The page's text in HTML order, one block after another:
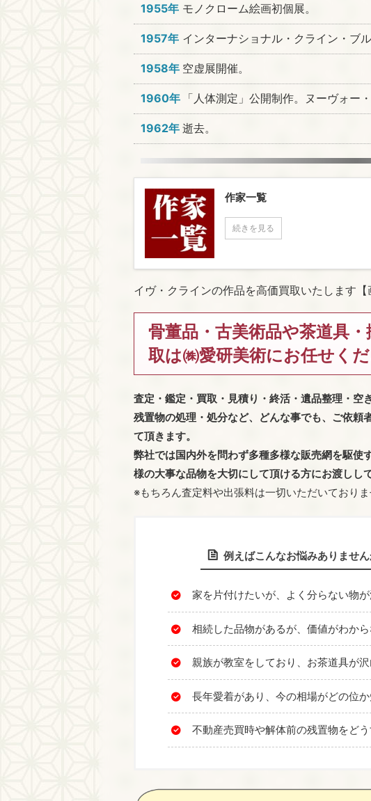
1955年 モノクローム絵画初個展。
1957年 インターナショナル・クライン・ブ
1958年 空虚展開催。
1960年 「人体測定」公開制作。ヌーヴォー
1962年 逝去。
作家一覧
続きを見る
イヴ・クラインの作品を高価買取いたします【
骨董品・古美術品や茶道具
取は㈱愛研美術にお任せくだ
査定・鑑定・買取・見積り・終活・遺品整理・空
残置物の処理・処分など、どんな事でも、 ご依頼
て頂きます。
弊社では国内外を問わず多種多様な販売網を駆使
様の大事な品物を大切にして頂ける方にお渡しし
※もちろん査定料や出張料は一切いただいておりま
例えばこんなお悩みありませ
家を片付けたいが、よく分らない物が
相続した品物があるが、価値がわから
親族が教室をしており、お茶道具が沢
長年愛着があり、今の相場がどの位か
不動産売買時や解体前の残置物をどう